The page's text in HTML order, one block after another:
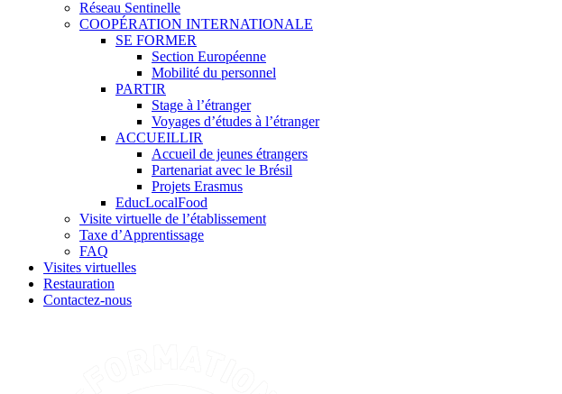
Réseau Sentinelle
COOPÉRATION INTERNATIONALE
SE FORMER
Section Européenne
Mobilité du personnel
PARTIR
Stage à l’étranger
Voyages d’études à l’étranger
ACCUEILLIR
Accueil de jeunes étrangers
Partenariat avec le Brésil
Projets Erasmus
EducLocalFood
Visite virtuelle de l’établissement
Taxe d’Apprentissage
FAQ
Visites virtuelles
Restauration
Contactez-nous